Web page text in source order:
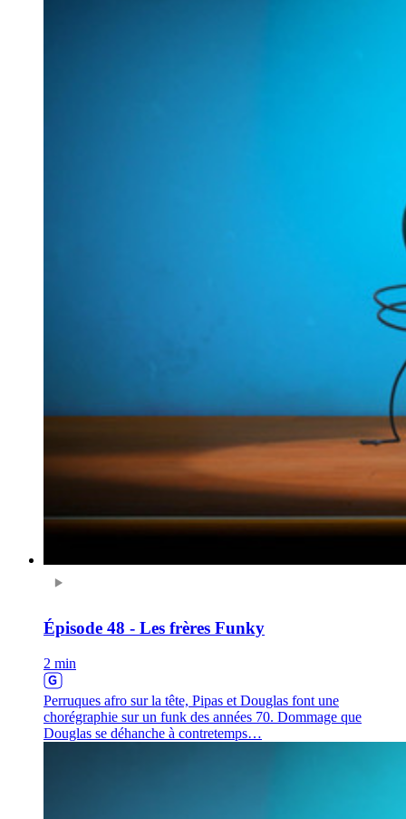
Épisode 48 - Les frères Funky
2 min
Perruques afro sur la tête, Pipas et Douglas font une
chorégraphie sur un funk des années 70. Dommage que
Douglas se déhanche à contretemps…